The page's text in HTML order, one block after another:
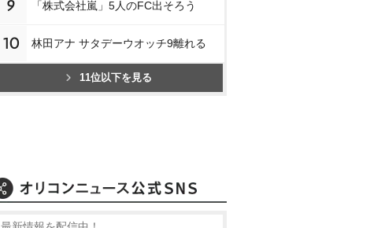
9 「株式会社嵐」5人のFC出そろう
10 林田アナ サタデーウオッチ9離れる
11位以下を見る